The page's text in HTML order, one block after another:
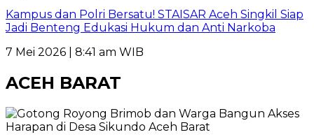
Kampus dan Polri Bersatu! STAISAR Aceh Singkil Siap
Jadi Benteng Edukasi Hukum dan Anti Narkoba
7 Mei 2026 | 8:41 am WIB
ACEH BARAT